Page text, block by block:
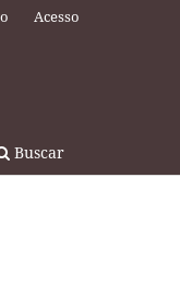
Buscar
Acesso